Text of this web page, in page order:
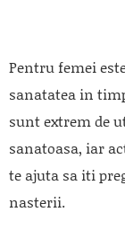
Pentru femei
sanatatea in
sunt extrem de
sanatoasa, iar
te ajuta sa iti
nasterii.